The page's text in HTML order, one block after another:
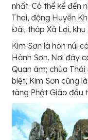
nhất. Có thể kể đến
Thai, động Huyền
Đài, tháp Xá Lợi,
Kim Sơn là hòn núi
Hành Sơn. Nơi đây
Quan âm; chùa
biệt, Kim Sơn cũng
tàng Phật Giáo đầu